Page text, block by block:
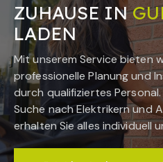
ZUHAUSE IN
LADEN
Mit unserem Service bieten
professionelle Planung und
durch qualifiziertes
Suche nach Elektrikern und
erhalten Sie alles individuell